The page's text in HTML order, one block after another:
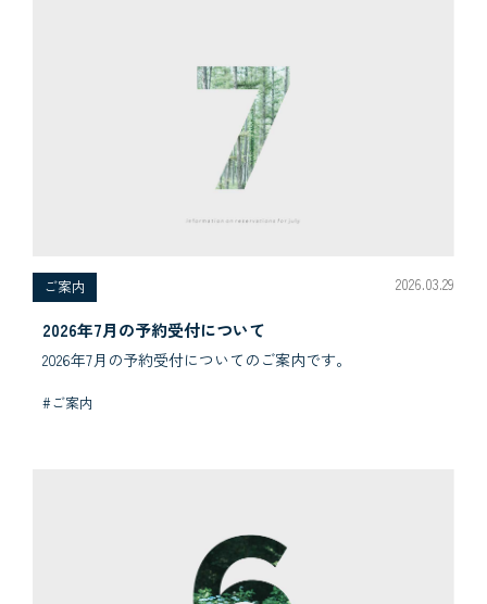
ご案内 2026.03.29
2026年7月の予約受付について
2026年7月の予約受付についてのご案内です。
#ご案内